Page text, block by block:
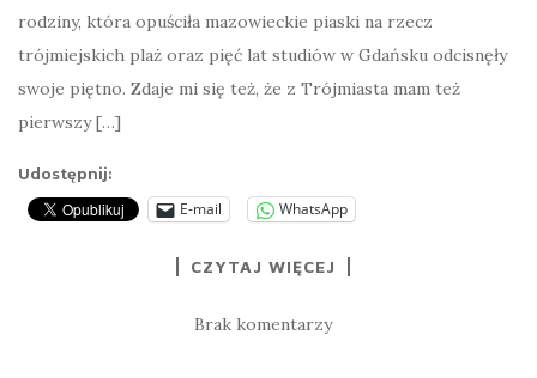
rodziny, która opuściła mazowieckie piaski na rzecz
trójmiejskich plaż oraz pięć lat studiów w Gdańsku odcisnęły
swoje piętno. Zdaje mi się też, że z Trójmiasta mam też
pierwszy […]
Udostępnij:
E-mail WhatsApp
CZYTAJ WIĘCEJ
Brak komentarzy